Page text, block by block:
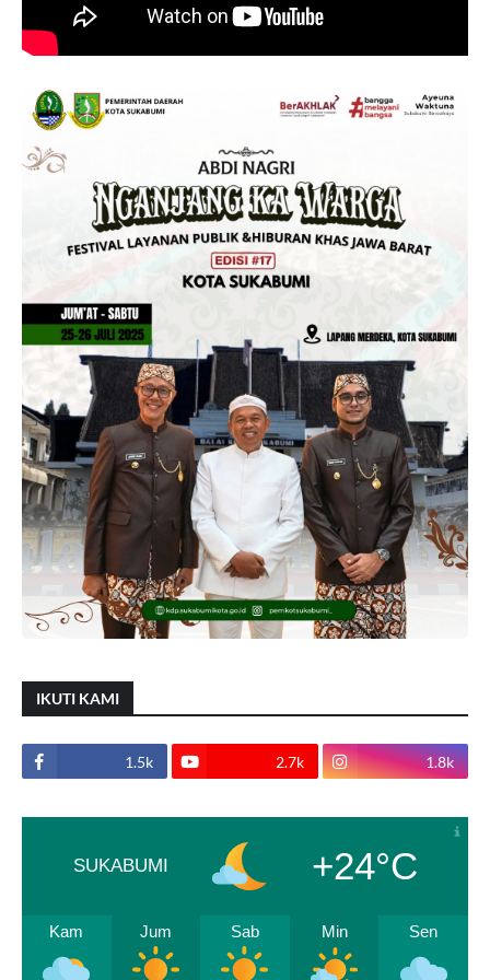
IKUTI KAMI
1.5k 2.7k 1.8k
SUKABUMI +24°C
Kam Jum Sab Min Sen